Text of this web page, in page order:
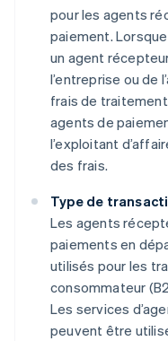
pour les agents
paiement.
un agent
l’entreprise ou de
frais de
agents de
l’exploitant
des frais.
Type de
Les agents
paiements en
utilisés pour les
consommateur
Les services
peuvent être